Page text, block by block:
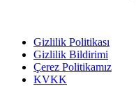
Gizlilik Politikası
Gizlilik Bildirimi
Çerez Politikamız
KVKK